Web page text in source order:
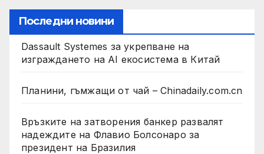
Последни новини
Dassault Systemes за укрепване на
изграждането на AI екосистема в Китай
Планини, гъмжащи от чай – Chinadaily.com.cn
Връзките на затворения банкер развалят
надеждите на Флавио Болсонаро за
президент на Бразилия